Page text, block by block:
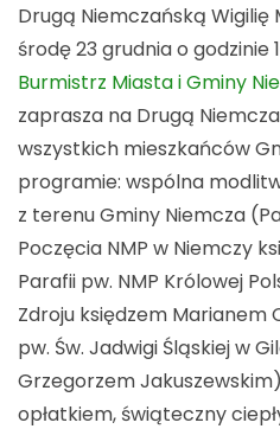
Drugą Niemczańską Wigilię
środę 23 grudnia o godzinie
Burmistrz Miasta i Gminy
zaprasza na Drugą
wszystkich mieszkańców
programie: wspólna
z terenu Gminy Niemcza
Poczęcia NMP w Niemczy
Parafii pw. NMP Królowej
Zdroju księdzem Marianem
pw. Św. Jadwigi Śląskiej w
Grzegorzem
opłatkiem, świąteczny